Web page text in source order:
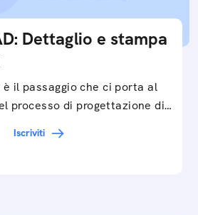
Dettaglio e stampa
il passaggio che ci porta al
processo di progettazione di
Iscriviti